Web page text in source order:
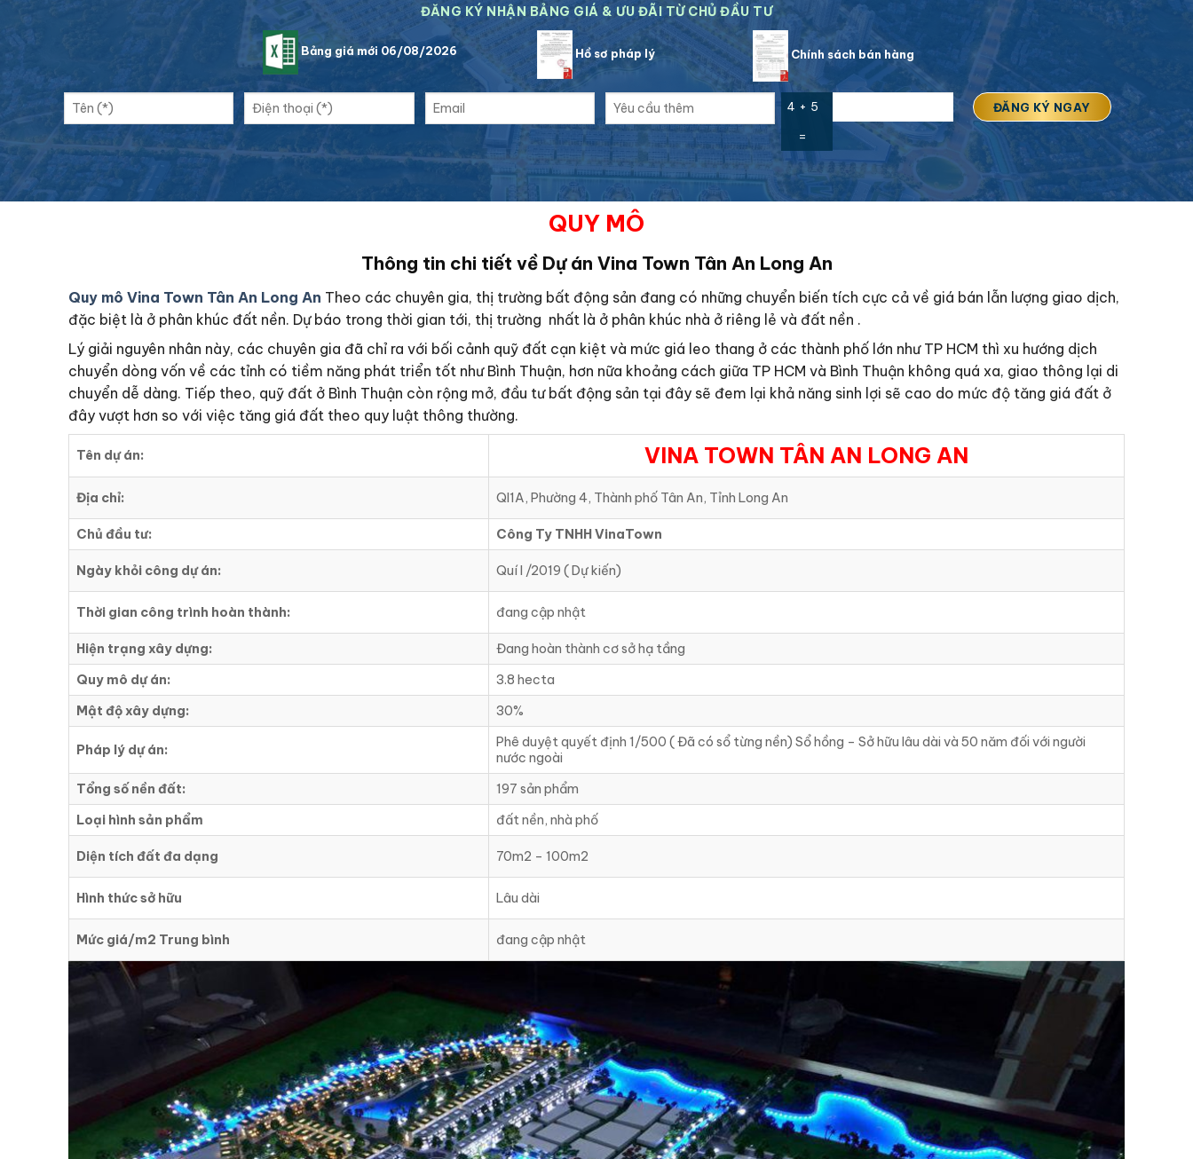
ĐĂNG KÝ NHẬN BẢNG GIÁ & ƯU ĐÃI TỪ CHỦ ĐẦU TƯ
Bảng giá mới 06/08/2026 Hồ sơ pháp lý Chính sách bán hàng
4 + 5
=
QUY MÔ
Thông tin chi tiết về Dự án Vina Town Tân An Long An
Quy mô Vina Town Tân An Long An Theo các chuyên gia, thị trường bất động sản đang có những chuyển biến tích cực cả về giá bán lẫn lượng giao dịch,
đặc biệt là ở phân khúc đất nền. Dự báo trong thời gian tới, thị trường nhất là ở phân khúc nhà ở riêng lẻ và đất nền .
Lý giải nguyên nhân này, các chuyên gia đã chỉ ra với bối cảnh quỹ đất cạn kiệt và mức giá leo thang ở các thành phố lớn như TP HCM thì xu hướng dịch
chuyển dòng vốn về các tỉnh có tiềm năng phát triển tốt như Bình Thuận, hơn nữa khoảng cách giữa TP HCM và Bình Thuận không quá xa, giao thông lại di
chuyển dễ dàng. Tiếp theo, quỹ đất ở Bình Thuận còn rộng mở, đầu tư bất động sản tại đây sẽ đem lại khả năng sinh lợi sẽ cao do mức độ tăng giá đất ở
đây vượt hơn so với việc tăng giá đất theo quy luật thông thường.
Tên dự án: VINA TOWN TÂN AN LONG AN
Địa chỉ: Ql1A, Phường 4, Thành phố Tân An, Tỉnh Long An
Chủ đầu tư: Công Ty TNHH VinaTown
Ngày khỏi công dự án: Quí I /2019 ( Dự kiến)
Thời gian công trình hoàn thành: đang cập nhật
Hiện trạng xây dựng:
Đang hoàn thành cơ sở hạ tầng
Quy mô dự án:
3.8 hecta
Mật độ xây dựng:
30%
Pháp lý dự án:
Phê duyệt quyết định 1/500 ( Đã có sổ từng nền) Sổ hồng – Sở hữu lâu dài và 50 năm đối với người
nước ngoài
Tổng số nền đất:
197 sản phẩm
Loại hình sản phẩm
đất nền, nhà phố
Diện tích đất đa dạng 70m2 – 100m2
Hình thức sở hữu Lâu dài
Mức giá/m2 Trung bình đang cập nhật